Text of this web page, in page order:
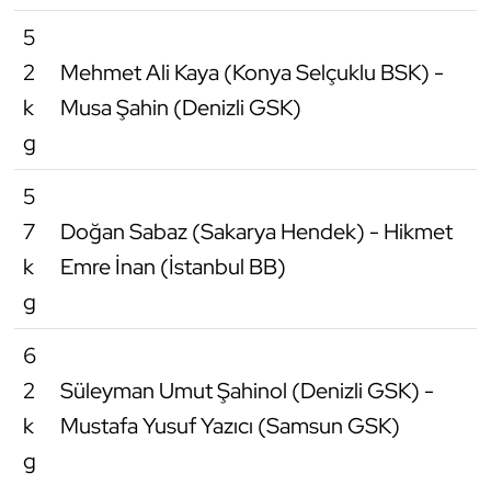
5
2
k
g
Mehmet Ali Kaya (Konya Selçuklu BSK) -
Musa Şahin (Denizli GSK)
5
7
k
g
Doğan Sabaz (Sakarya Hendek) - Hikmet
Emre İnan (İstanbul BB)
6
2
k
g
Süleyman Umut Şahinol (Denizli GSK) -
Mustafa Yusuf Yazıcı (Samsun GSK)
Sualtı Sporları
Triatlon
Wushu Kungfu